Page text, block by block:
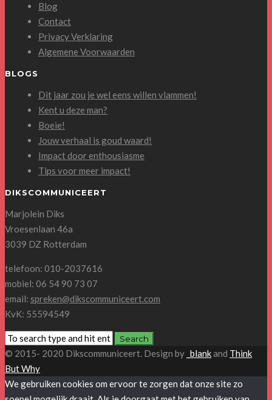
Blog
Contact
Privacy Verklaring
Algemene Voorwaarden
BLOGS
Dit jaar zou je wel eens willen vlammen!
Kent u deze man?
Boeie!
Jouw verhaal is goud waard!
Impact door enthousiasme
Tips voor meer impact!
DIKSCOMMUNICEERT
Marjolein Diks
Vroesenlaan 46a
3039 DZ Rotterdam
telefoon: 010-2037616
mobiel: 06 54 90 73 07
email: spreken@dikscommuniceert.com
KvK: 55594549
© 2015- 2020 Dikscommuniceert. Design by _blankand Think
But Why
We gebruiken cookies om ervoor te zorgen dat onze site zo